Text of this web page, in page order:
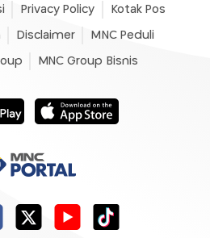
Privacy Policy Kotak Pos
Disclaimer MNC Peduli
MNC Group Bisnis